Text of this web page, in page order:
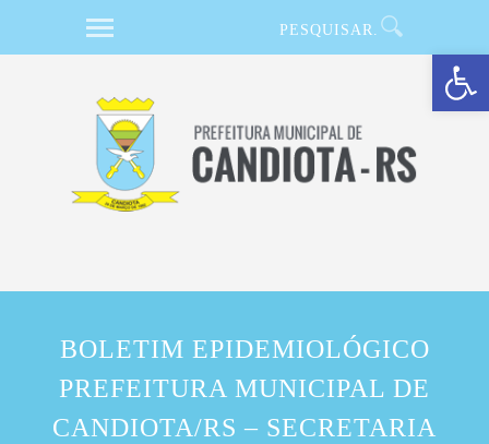
Barra de Ferramentas Aberta
BOLETIM EPIDEMIOLÓGICO
PREFEITURA MUNICIPAL DE
CANDIOTA/RS – SECRETARIA